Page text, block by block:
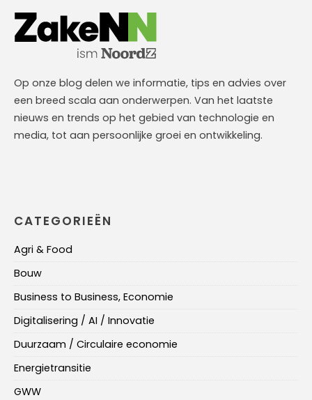
Op onze blog delen we informatie, tips en advies over
een breed scala aan onderwerpen. Van het laatste
nieuws en trends op het gebied van technologie en
media, tot aan persoonlijke groei en ontwikkeling.
CATEGORIEËN
Agri & Food
Bouw
Business to Business, Economie
Digitalisering / AI / Innovatie
Duurzaam / Circulaire economie
Energietransitie
GWW